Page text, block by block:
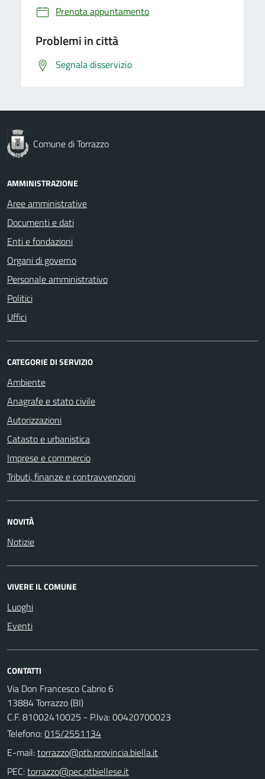
Prenota appuntamento
Problemi in città
Segnala disservizio
Comune di Torrazzo
AMMINISTRAZIONE
Aree amministrative
Documenti e dati
Enti e fondazioni
Organi di governo
Personale amministrativo
Politici
Uffici
CATEGORIE DI SERVIZIO
Ambiente
Anagrafe e stato civile
Autorizzazioni
Catasto e urbanistica
Imprese e commercio
Tributi, finanze e contravvenzioni
NOVITÀ
Notizie
VIVERE IL COMUNE
Luoghi
Eventi
CONTATTI
Via Don Francesco Cabrio 6
13884 Torrazzo (BI)
C.F. 81002410025 - P.Iva: 00420700023
Telefono:015/2551134
E-mail:
PEC: